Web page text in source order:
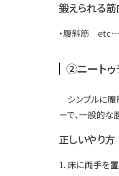
鍛えられる筋
・腹斜筋 etc…
②ニートゥ
シンプルに腹
ーで、一般的な
正しいやり方
1. 床に両手を